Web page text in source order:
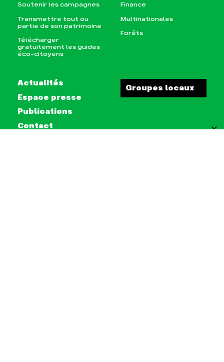
Soutenir les campagnes
Transmettre tout ou
partie de son patrimoine
Télécharger
gratuitement les guides
éco-citoyens
Finance
Multinationales
Forêts
Actualités
Espace presse
Publications
Contact
Groupes locaux